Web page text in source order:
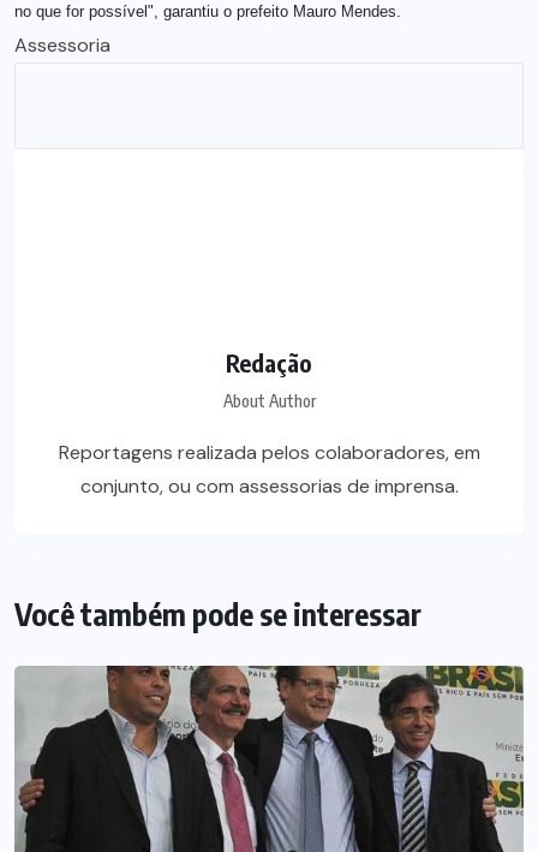
no que for possível", garantiu o prefeito Mauro Mendes.
Assessoria
Redação
About Author
Reportagens realizada pelos colaboradores, em
conjunto, ou com assessorias de imprensa.
Você também pode se interessar